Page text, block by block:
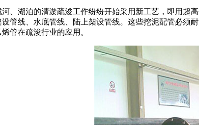
湖泊的清淤疏浚工作纷纷开始采用新工艺，即用超高
管线、水底管线、陆上架设管线。这些挖泥配管必须
管在疏浚行业的应用。